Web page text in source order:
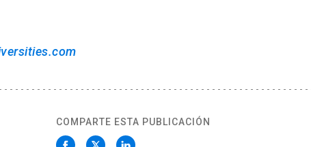
COMPARTE ESTA PUBLICACIÓN